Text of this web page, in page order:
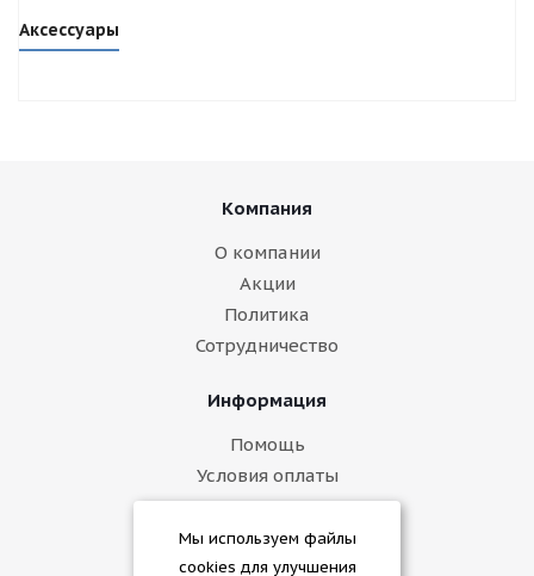
Аксессуары
Компания
О компании
Акции
Политика
Сотрудничество
Информация
Помощь
Условия оплаты
Условия доставки
Гарантия на товар
Мы используем файлы
cookies для улучшения